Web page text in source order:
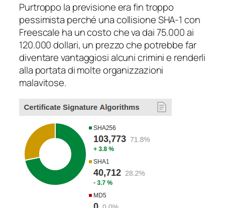
Purtroppo la previsione era fin troppo
pessimista perché una collisione SHA-1 con
Freescale ha un costo che va dai 75.000 ai
120.000 dollari, un prezzo che potrebbe far
diventare vantaggiosi alcuni crimini e renderli
alla portata di molte organizzazioni
malavitose.